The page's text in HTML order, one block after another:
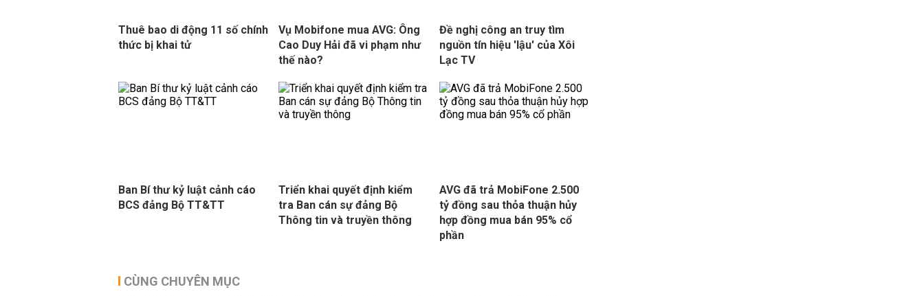
Thuê bao di động 11 số chính
thức bị khai tử
Vụ Mobifone mua AVG: Ông
Cao Duy Hải đã vi phạm như
thế nào?
Đề nghị công an truy tìm
nguồn tín hiệu 'lậu' của Xôi
Lạc TV
Ban Bí thư kỷ luật cảnh cáo
BCS đảng Bộ TT&TT
Triển khai quyết định kiểm
tra Ban cán sự đảng Bộ
Thông tin và truyền thông
AVG đã trả MobiFone 2.500
tỷ đồng sau thỏa thuận hủy
hợp đồng mua bán 95% cổ
phần
CÙNG CHUYÊN MỤC